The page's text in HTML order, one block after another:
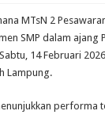
MTsN 2
SMP dalam ajang
14 Februari
Lampung.
performa